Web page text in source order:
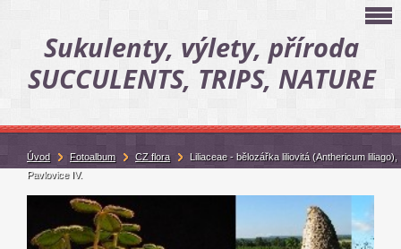
Sukulenty, výlety, příroda
SUCCULENTS, TRIPS, NATURE
Úvod Fotoalbum CZ flora
Liliaceae - bělozářka liliovitá (Anthericum liliago),
Pavlovice IV.